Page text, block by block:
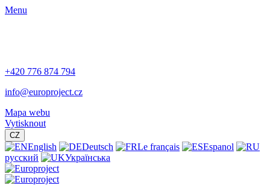
Menu
+420 776 874 794
info@europroject.cz
Mapa webu
Vytisknout
CZ
English Deutsch Le français
Espanol
русский
Українська